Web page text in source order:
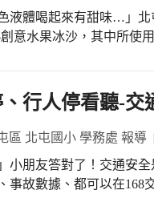
液體喝起來有甜味…」
意水果冰沙，其中所使
嘗嘗味道，接著再切水
行人停看聽-交
區 北屯國小 學務處 報導
小朋友答對了！交通安
事故數據、都可以在168